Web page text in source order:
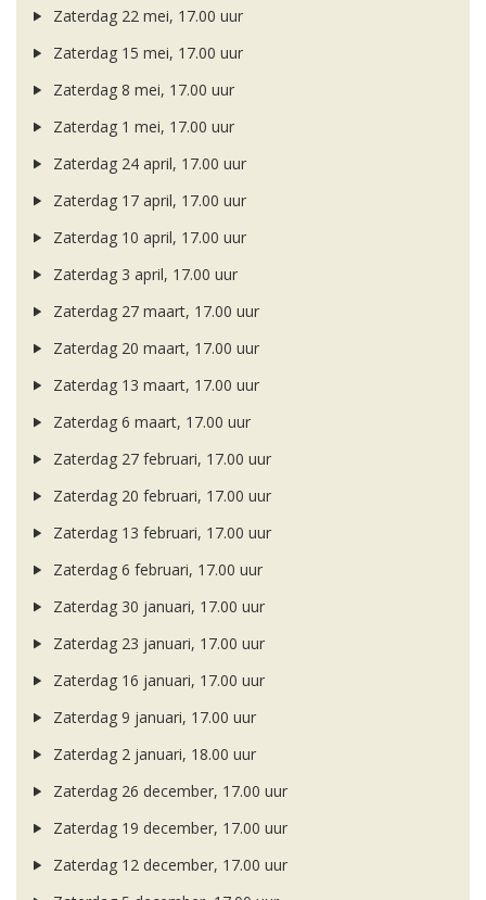
Zaterdag 22 mei, 17.00 uur
Zaterdag 15 mei, 17.00 uur
Zaterdag 8 mei, 17.00 uur
Zaterdag 1 mei, 17.00 uur
Zaterdag 24 april, 17.00 uur
Zaterdag 17 april, 17.00 uur
Zaterdag 10 april, 17.00 uur
Zaterdag 3 april, 17.00 uur
Zaterdag 27 maart, 17.00 uur
Zaterdag 20 maart, 17.00 uur
Zaterdag 13 maart, 17.00 uur
Zaterdag 6 maart, 17.00 uur
Zaterdag 27 februari, 17.00 uur
Zaterdag 20 februari, 17.00 uur
Zaterdag 13 februari, 17.00 uur
Zaterdag 6 februari, 17.00 uur
Zaterdag 30 januari, 17.00 uur
Zaterdag 23 januari, 17.00 uur
Zaterdag 16 januari, 17.00 uur
Zaterdag 9 januari, 17.00 uur
Zaterdag 2 januari, 18.00 uur
Zaterdag 26 december, 17.00 uur
Zaterdag 19 december, 17.00 uur
Zaterdag 12 december, 17.00 uur